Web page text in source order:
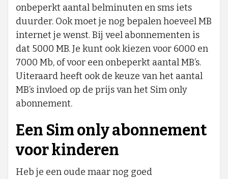
onbeperkt aantal belminuten en sms iets
duurder. Ook moet je nog bepalen hoeveel MB
internet je wenst. Bij veel abonnementen is
dat 5000 MB. Je kunt ook kiezen voor 6000 en
7000 Mb, of voor een onbeperkt aantal MB’s.
Uiteraard heeft ook de keuze van het aantal
MB’s invloed op de prijs van het Sim only
abonnement.
Een Sim only abonnement
voor kinderen
Heb je een oude maar nog goed